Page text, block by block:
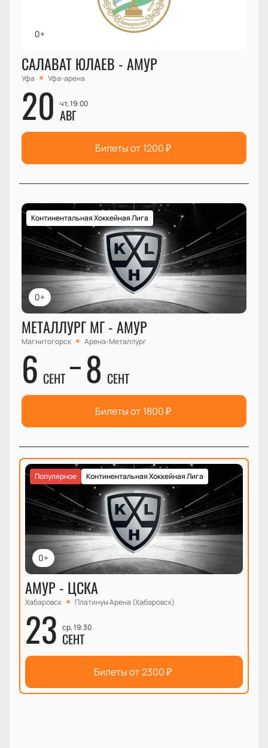
0+
САЛАВАТ ЮЛАЕВ - АМУР
Уфа Уфа-арена
20 чт, 19:00
АВГ
Билеты от 1200₽
0+
Континентальная Хоккейная Лига
МЕТАЛЛУРГ МГ - АМУР
Магнитогорск Арена-Металлург
6 СЕНТ 8 СЕНТ
Билеты от 1800₽
0+
Континентальная Хоккейная Лига
Популярное
АМУР - ЦСКА
Хабаровск Платинум Арена (Хабаровск)
23 ср, 19:30
СЕНТ
Билеты от2300₽